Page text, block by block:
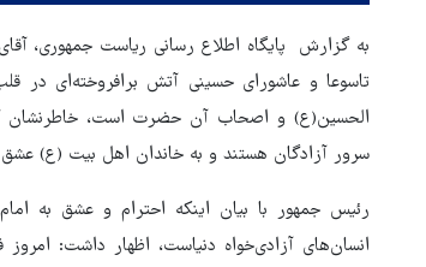
به گزارش پایگاه اطلاع‌ رسانی ریاست جمهوری،
تاسوعا و عاشورای حسینی آتش برافروخته‌ای در
الحسین(ع) و اصحاب آن حضرت است، خاطرنشان
سرور آزادگان هستند و به خاندان اهل بیت (ع)
رئیس جمهور با بیان اینکه احترام و عشق به
انسان‌های آزادی‌خواه دنیاست، اظهار داشت: